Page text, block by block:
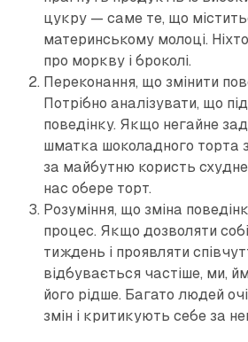
цукру — саме те, що
материнському молоці.
про моркву і броколі.
Переконання, що змінити
Потрібно аналізувати, що
поведінку. Якщо негайне
шматка шоколадного торта
за майбутню користь
нас обере торт.
Розуміння, що зміна
процес. Якщо дозволяти
тиждень і проявляти
відбувається частіше, ми,
його рідше. Багато людей
змін і критикують себе за